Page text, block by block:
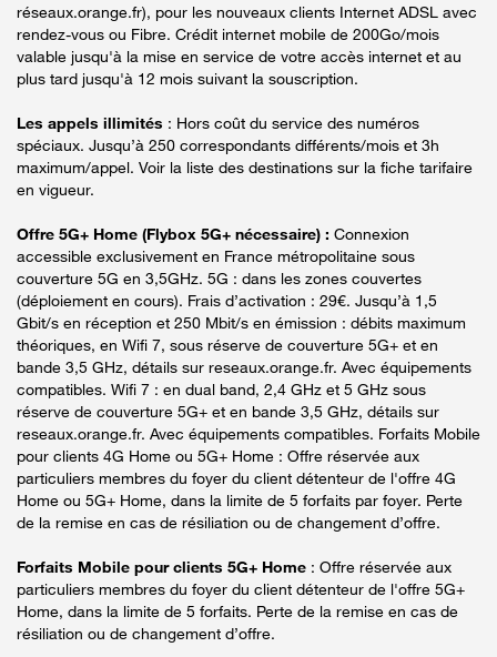
réseaux.orange.fr), pour les nouveaux clients Internet ADSL avec
rendez-vous ou Fibre. Crédit internet mobile de 200Go/mois
valable jusqu'à la mise en service de votre accès internet et au
plus tard jusqu'à 12 mois suivant la souscription.
Les appels illimités : Hors coût du service des numéros
spéciaux. Jusqu’à 250 correspondants différents/mois et 3h
maximum/appel. Voir la liste des destinations sur la fiche tarifaire
en vigueur.
Offre 5G+ Home (Flybox 5G+ nécessaire) : Connexion
accessible exclusivement en France métropolitaine sous
couverture 5G en 3,5GHz. 5G : dans les zones couvertes
(déploiement en cours). Frais d’activation : 29€. Jusqu’à 1,5
Gbit/s en réception et 250 Mbit/s en émission : débits maximum
théoriques, en Wifi 7, sous réserve de couverture 5G+ et en
bande 3,5 GHz, détails sur reseaux.orange.fr. Avec équipements
compatibles. Wifi 7 : en dual band, 2,4 GHz et 5 GHz sous
réserve de couverture 5G+ et en bande 3,5 GHz, détails sur
reseaux.orange.fr. Avec équipements compatibles. Forfaits Mobile
pour clients 4G Home ou 5G+ Home : Offre réservée aux
particuliers membres du foyer du client détenteur de l'offre 4G
Home ou 5G+ Home, dans la limite de 5 forfaits par foyer. Perte
de la remise en cas de résiliation ou de changement d’offre.
Forfaits Mobile pour clients 5G+ Home : Offre réservée aux
particuliers membres du foyer du client détenteur de l'offre 5G+
Home, dans la limite de 5 forfaits. Perte de la remise en cas de
résiliation ou de changement d’offre.